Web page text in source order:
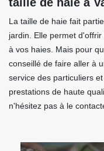
La taille de haie fait
jardin. Elle permet
à vos haies. Mais pour
conseillé de faire aller à
service des particuliers
prestations de haute
n'hésitez pas à le